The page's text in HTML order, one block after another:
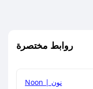
روابط مختصرة
Noon | نون